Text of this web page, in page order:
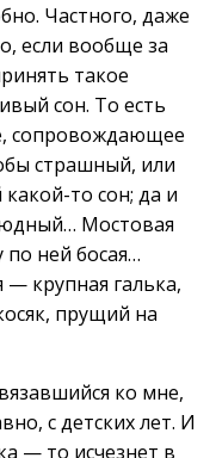
Частного, даже
если вообще за
такое
сон. То есть
сопровождающее
страшный, или
то сон; да и
Мостовая
по ней босая…
крупная галька,
прущий на
ко мне,
с детских лет. И
— то исчезнет в